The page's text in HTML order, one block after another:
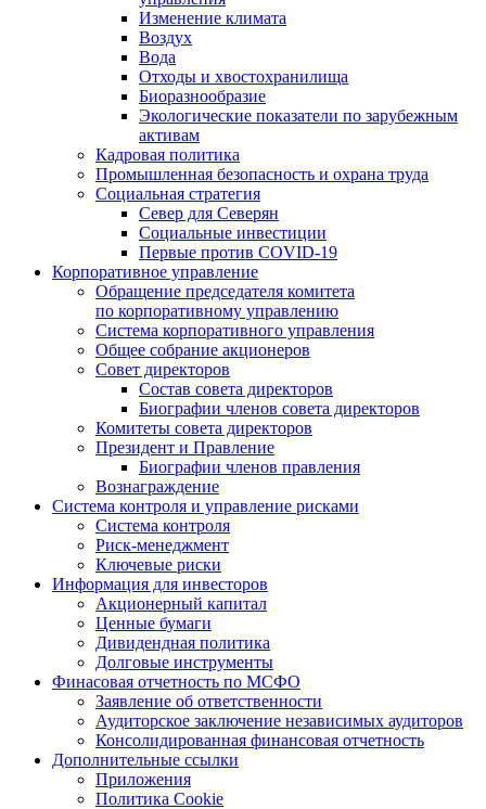
Изменение климата
Воздух
Вода
Отходы и хвостохранилища
Биоразнообразие
Экологические показатели по зарубежным
активам
Кадровая политика
Промышленная безопасность и охрана труда
Социальная стратегия
Север для Северян
Социальные инвестиции
Первые против COVID‑19
Корпоративное управление
Обращение председателя комитета
по корпоративному управлению
Система корпоративного управления
Общее собрание акционеров
Совет директоров
Состав совета директоров
Биографии членов совета директоров
Комитеты совета директоров
Президент и Правление
Биографии членов правления
Вознаграждение
Система контроля и управление рисками
Система контроля
Риск-менеджмент
Ключевые риски
Информация для инвесторов
Акционерный капитал
Ценные бумаги
Дивидендная политика
Долговые инструменты
Финасовая отчетность по МСФО
Заявление об ответственности
Аудиторское заключение независимых аудиторов
Консолидированная финансовая отчетность
Дополнительные ссылки
Приложения
Политика Cookie